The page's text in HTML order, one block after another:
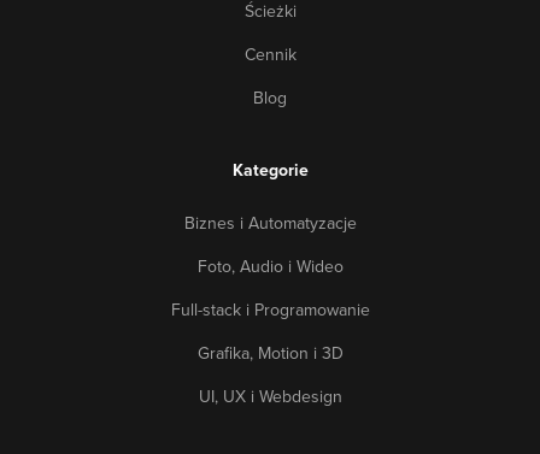
Ścieżki
Cennik
Blog
Kategorie
Biznes i Automatyzacje
Foto, Audio i Wideo
Full-stack i Programowanie
Grafika, Motion i 3D
UI, UX i Webdesign